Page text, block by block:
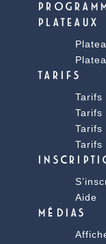
PLATEAUX
TARIFS
Tarifs
Tarifs
Tarifs
Tarifs
Aide
MÉDIAS